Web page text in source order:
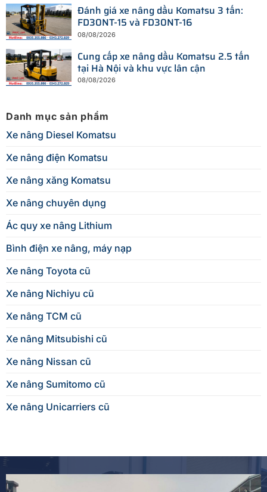
Đánh giá xe nâng dầu Komatsu 3 tấn:
FD30NT-15 và FD30NT-16
08/08/2026
Cung cấp xe nâng dầu Komatsu 2.5 tấn
tại Hà Nội và khu vực lân cận
08/08/2026
Danh mục sản phẩm
Xe nâng Diesel Komatsu
Xe nâng điện Komatsu
Xe nâng xăng Komatsu
Xe nâng chuyên dụng
Ác quy xe nâng Lithium
Bình điện xe nâng, máy nạp
Xe nâng Toyota cũ
Xe nâng Nichiyu cũ
Xe nâng TCM cũ
Xe nâng Mitsubishi cũ
Xe nâng Nissan cũ
Xe nâng Sumitomo cũ
Xe nâng Unicarriers cũ